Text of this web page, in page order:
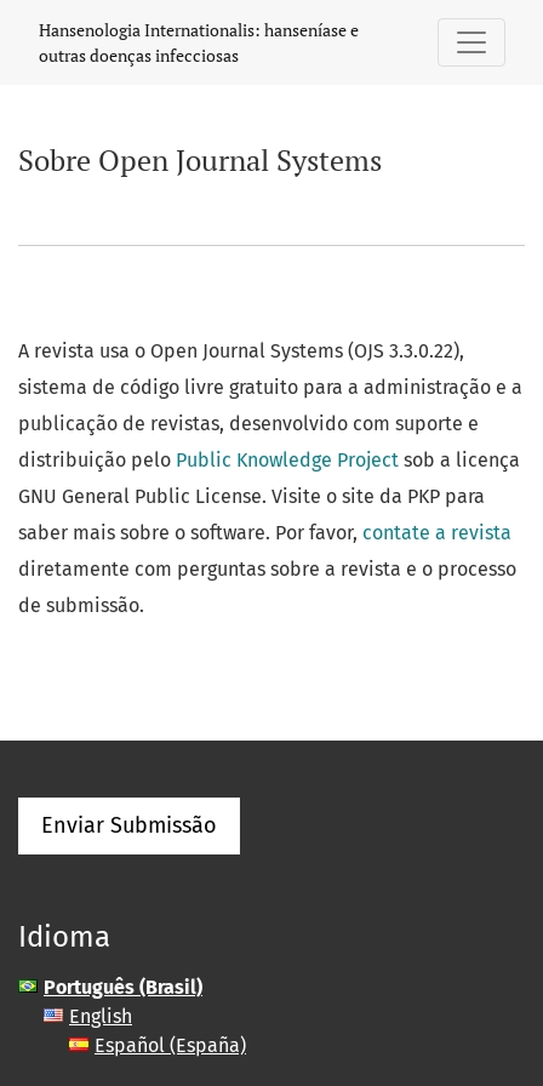
Hansenologia Internationalis: hanseníase e
outras doenças infecciosas
Sobre Open Journal Systems
A revista usa o Open Journal Systems (OJS 3.3.0.22),
sistema de código livre gratuito para a administração e a
publicação de revistas, desenvolvido com suporte e
distribuição pelo Public Knowledge Project sob a licença
GNU General Public License. Visite o site da PKP para
saber mais sobre o software. Por favor, contate a revista
diretamente com perguntas sobre a revista e o processo
de submissão.
Enviar Submissão
Idioma
Português (Brasil)
English
Español (España)